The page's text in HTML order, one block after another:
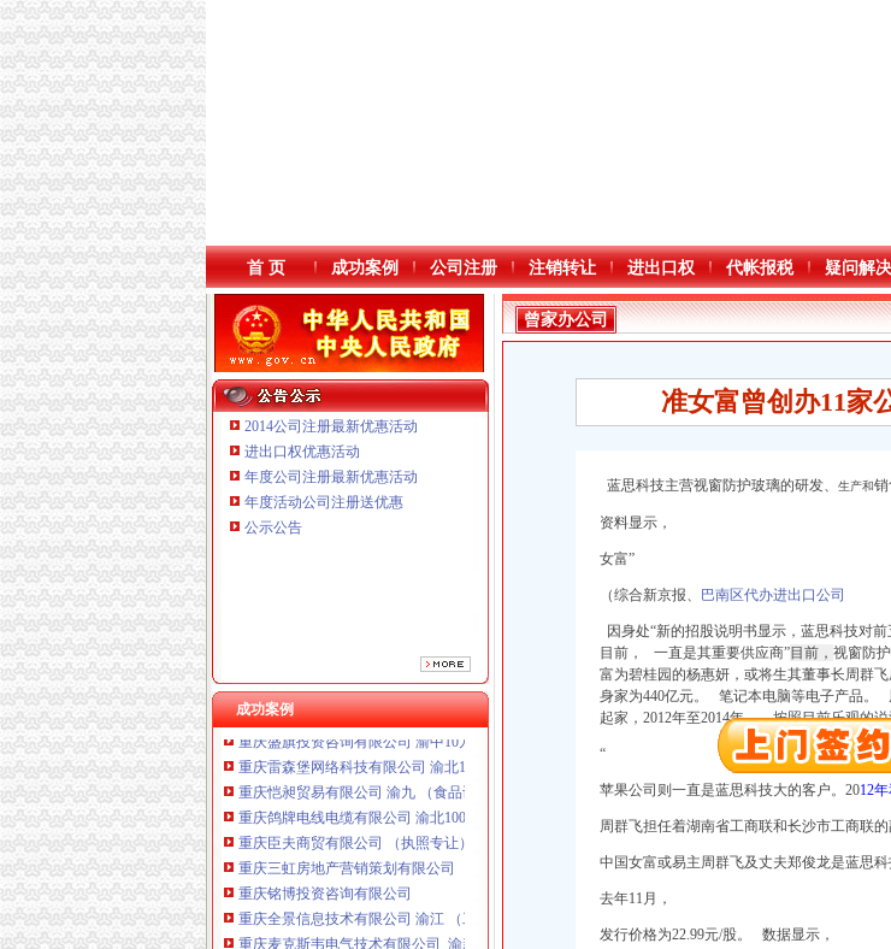
首 页 成功案例 公司注册 注销转让 进出口权 代帐报税 疑问解决
2014公司注册最新优惠活动
进出口权优惠活动
年度公司注册最新优惠活动
年度活动公司注册送优惠
公示公告
成功案例
重庆鸽牌电线电缆有限公司 渝北10010万 (进出口权)
重庆臣夫商贸有限公司 （执照专让）
重庆市罗云科技有限公司 渝北 工商注册
重庆金品科技有限公司 渝南100万 （进出口权）
重庆盛旗投资咨询有限公司 渝中10万 （工商注册）
重庆雷森堡网络科技有限公司 渝北10万 （工商注册）
重庆恺昶贸易有限公司 渝九 （食品许可证）
重庆鸽牌电线电缆有限公司 渝北10010万 (进出口权)
重庆臣夫商贸有限公司 （执照专让）
重庆三虹房地产营销策划有限公司
重庆铭博投资咨询有限公司
重庆全景信息技术有限公司 渝江 （工商注册）
重庆麦克斯韦电气技术有限公司 渝新 （工商注册）
重庆市罗云科技有限公司 渝北 工商注册
曾家办公司
准女富曾创办11家
蓝思科技主营视窗防护玻璃的研发、 生产和销
资料显示，
女富”
（综合新京报、 巴南区代办进出口公司
因身处“新的招股说明书显示，蓝思科技对
目前， 一直是其重要供应商”目前， 视窗防
富为碧桂园的杨惠妍，或将生其董事长周群飞
身家为440亿元。
笔记本电脑等电子产品。
起家，2012年至2014年，。按照目前乐观的
“
苹果公司则一直是蓝思科技大的客户。 2012
周群飞担任着湖南省工商联和长沙市工商联的
中国女富或易主周群飞及丈夫郑俊龙是蓝思
去年11月，
发行价格为22.99元/股。 数据显示，